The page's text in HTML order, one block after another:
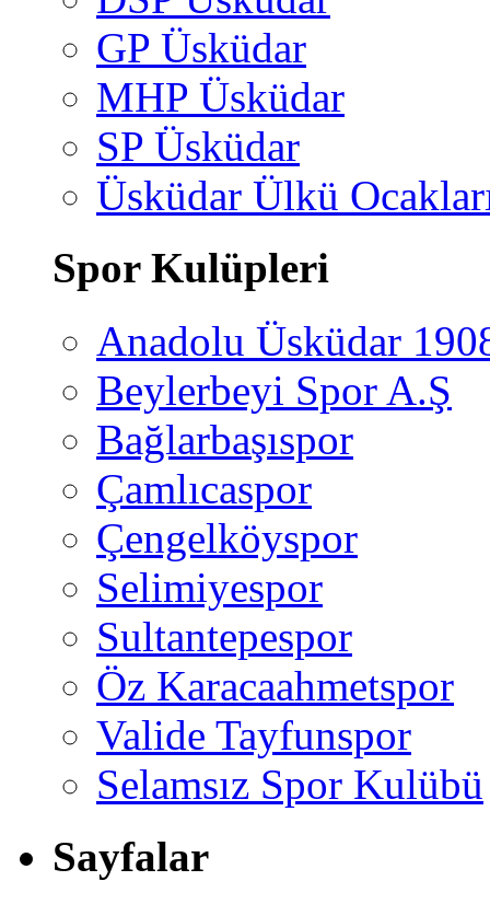
GP Üsküdar
MHP Üsküdar
SP Üsküdar
Üsküdar Ülkü
Spor Kulüpleri
Anadolu Üsküdar
Beylerbeyi Spor A.Ş
Bağlarbaşıspor
Çamlıcaspor
Çengelköyspor
Selimiyespor
Sultantepespor
Öz Karacaahmetspor
Valide Tayfunspor
Selamsız Spor Kulübü
Sayfalar